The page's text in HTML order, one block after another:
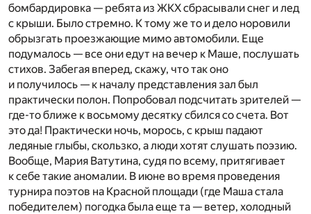
бомбардировка — ребята из ЖКХ сбрасывали снег и лед
с крыши. Было стремно. К тому же то и дело норовили
обрызгать проезжающие мимо автомобили. Еще
подумалось — все они едут на вечер к Маше, послушать
стихов. Забегая вперед, скажу, что так оно
и получилось — к началу представления зал был
практически полон. Попробовал подсчитать зрителей —
где-то ближе к восьмому десятку сбился со счета. Вот
это да! Практически ночь, морось, с крыш падают
ледяные глыбы, скользко, а люди хотят слушать поэзию.
Вообще, Мария Ватутина, судя по всему, притягивает
к себе такие аномалии. В июне во время проведения
турнира поэтов на Красной площади (где Маша стала
победителем) погодка была еще та — ветер, холодный